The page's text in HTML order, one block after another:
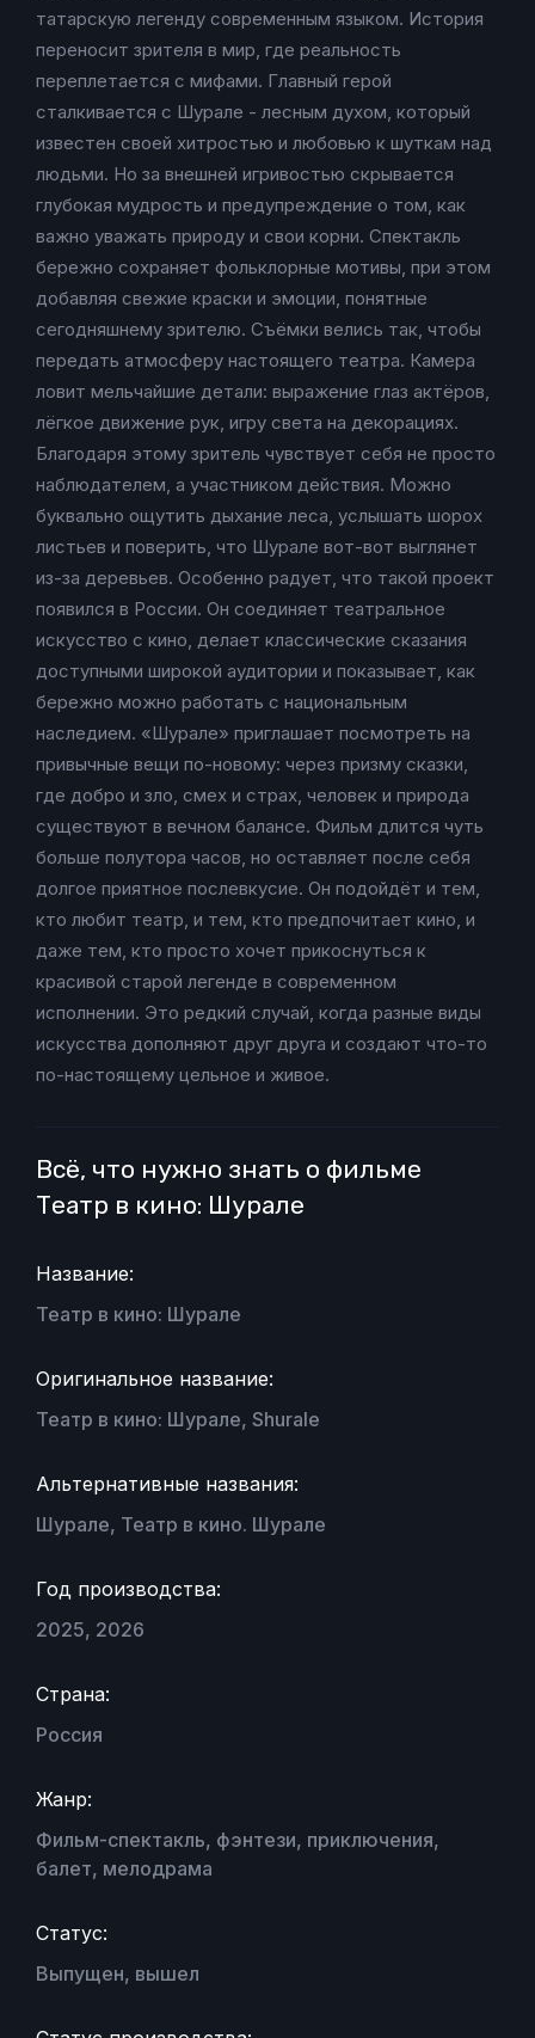
татарскую легенду современным языком. История
переносит зрителя в мир, где реальность
переплетается с мифами. Главный герой
сталкивается с Шурале - лесным духом, который
известен своей хитростью и любовью к шуткам над
людьми. Но за внешней игривостью скрывается
глубокая мудрость и предупреждение о том, как
важно уважать природу и свои корни. Спектакль
бережно сохраняет фольклорные мотивы, при этом
добавляя свежие краски и эмоции, понятные
сегодняшнему зрителю. Съёмки велись так, чтобы
передать атмосферу настоящего театра. Камера
ловит мельчайшие детали: выражение глаз актёров,
лёгкое движение рук, игру света на декорациях.
Благодаря этому зритель чувствует себя не просто
наблюдателем, а участником действия. Можно
буквально ощутить дыхание леса, услышать шорох
листьев и поверить, что Шурале вот-вот выглянет
из-за деревьев. Особенно радует, что такой проект
появился в России. Он соединяет театральное
искусство с кино, делает классические сказания
доступными широкой аудитории и показывает, как
бережно можно работать с национальным
наследием. «Шурале» приглашает посмотреть на
привычные вещи по-новому: через призму сказки,
где добро и зло, смех и страх, человек и природа
существуют в вечном балансе. Фильм длится чуть
больше полутора часов, но оставляет после себя
долгое приятное послевкусие. Он подойдёт и тем,
кто любит театр, и тем, кто предпочитает кино, и
даже тем, кто просто хочет прикоснуться к
красивой старой легенде в современном
исполнении. Это редкий случай, когда разные виды
искусства дополняют друг друга и создают что-то
по-настоящему цельное и живое.
Всё, что нужно знать о фильме
Театр в кино: Шурале
Название:
Театр в кино: Шурале
Оригинальное название:
Театр в кино: Шурале, Shurale
Альтернативные названия:
Шурале, Театр в кино. Шурале
Год производства:
2025, 2026
Страна:
Россия
Жанр:
Фильм-спектакль, фэнтези, приключения,
балет, мелодрама
Статус:
Выпущен, вышел